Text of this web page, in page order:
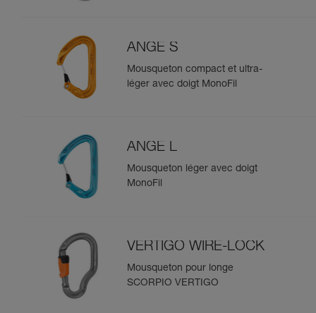
ANGE S
Mousqueton compact et ultra-
léger avec doigt MonoFil
ANGE L
Mousqueton léger avec doigt
MonoFil
VERTIGO WIRE-LOCK
Mousqueton pour longe
SCORPIO VERTIGO